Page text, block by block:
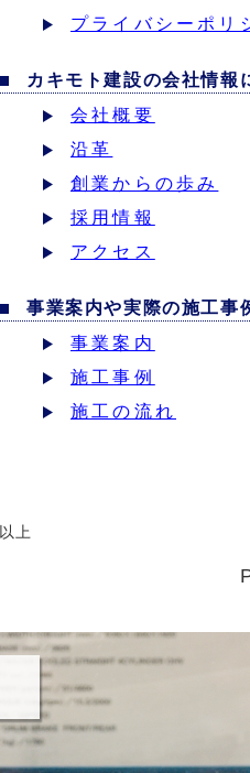
プライバシーポリ
カキモト建設の会社情報
会社概要
沿革
創業からの歩み
採用情報
アクセス
事業案内や実際の施工事
事業案内
施工事例
施工の流れ
以上